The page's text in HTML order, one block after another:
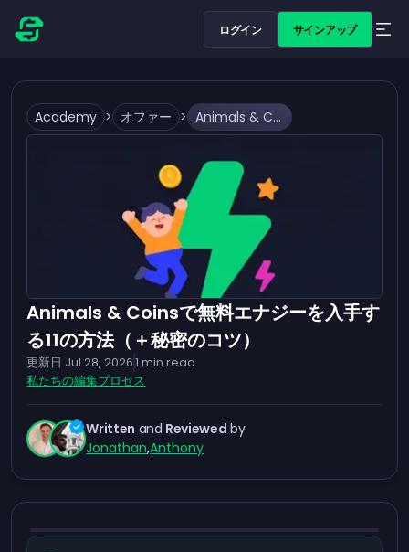
ログイン サインアップ
Academy > オファー > Animals & Coinsで無料エナジーを入手する11の方法（＋秘密のコツ）
Animals & Coinsで無料エナジーを入手す
る11の方法（＋秘密のコツ）
更新日 Jul 28, 20261 min read
私たちの編集プロセス
Written and Reviewed by
Jonathan,Anthony